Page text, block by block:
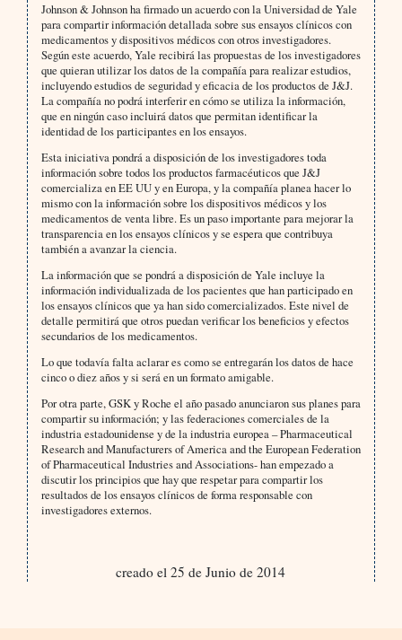
Johnson & Johnson ha firmado un acuerdo con la Universidad de Yale
para compartir información detallada sobre sus ensayos clínicos con
medicamentos y dispositivos médicos con otros investigadores.
Según este acuerdo, Yale recibirá las propuestas de los investigadores
que quieran utilizar los datos de la compañía para realizar estudios,
incluyendo estudios de seguridad y eficacia de los productos de J&J.
La compañía no podrá interferir en cómo se utiliza la información,
que en ningún caso incluirá datos que permitan identificar la
identidad de los participantes en los ensayos.
Esta iniciativa pondrá a disposición de los investigadores toda
información sobre todos los productos farmacéuticos que J&J
comercializa en EE UU y en Europa, y la compañía planea hacer lo
mismo con la información sobre los dispositivos médicos y los
medicamentos de venta libre. Es un paso importante para mejorar la
transparencia en los ensayos clínicos y se espera que contribuya
también a avanzar la ciencia.
La información que se pondrá a disposición de Yale incluye la
información individualizada de los pacientes que han participado en
los ensayos clínicos que ya han sido comercializados. Este nivel de
detalle permitirá que otros puedan verificar los beneficios y efectos
secundarios de los medicamentos.
Lo que todavía falta aclarar es como se entregarán los datos de hace
cinco o diez años y si será en un formato amigable.
Por otra parte, GSK y Roche el año pasado anunciaron sus planes para
compartir su información; y las federaciones comerciales de la
industria estadounidense y de la industria europea – Pharmaceutical
Research and Manufacturers of America and the European Federation
of Pharmaceutical Industries and Associations- han empezado a
discutir los principios que hay que respetar para compartir los
resultados de los ensayos clínicos de forma responsable con
investigadores externos.
creado el 25 de Junio de 2014